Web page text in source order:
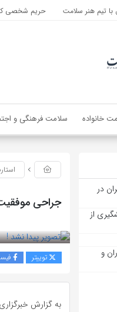
تیم هنر سلامت حریم شخصی
خانواده سلامت فرهنگی و
در
از
و
جراحی موفقیت‌آمیز کودک ۶ ساله مغانی
توییتر
به گزارش